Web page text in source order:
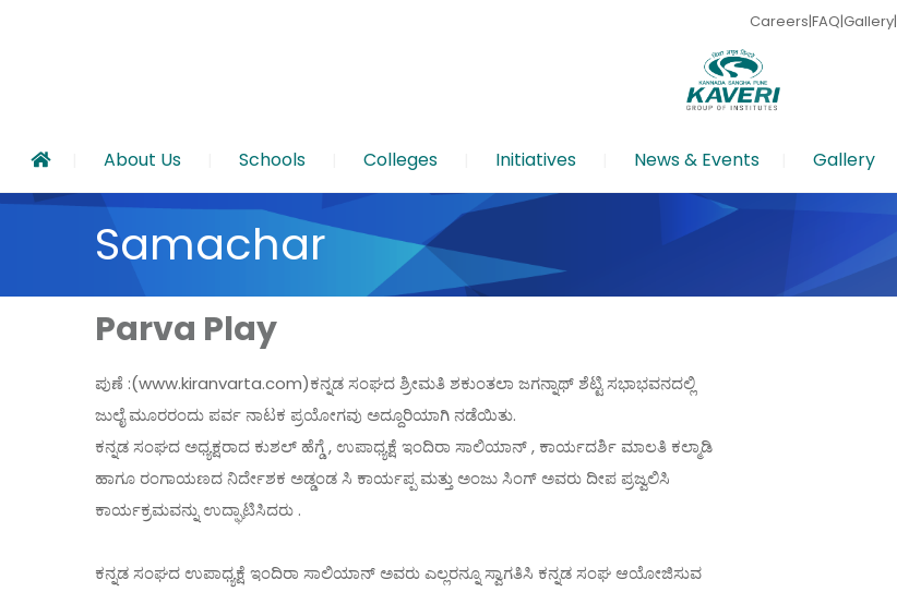
Careers|FAQ|Gallery|
About Us Schools Colleges Initiatives News & Events Gallery
Samachar
Parva Play
ಪುಣೆ :(www.kiranvarta.com)ಕನ್ನಡ ಸಂಘದ ಶ್ರೀಮತಿ ಶಕುಂತಲಾ ಜಗನ್ನಾಥ್ ಶೆಟ್ಟಿ ಸಭಾಭವನದಲ್ಲಿ
ಜುಲೈ ಮೂರರಂದು ಪರ್ವ ನಾಟಕ ಪ್ರಯೋಗವು ಅದ್ದೂರಿಯಾಗಿ ನಡೆಯಿತು.
ಕನ್ನಡ ಸಂಘದ ಅಧ್ಯಕ್ಷರಾದ ಕುಶಲ್ ಹೆಗ್ಡೆ , ಉಪಾಧ್ಯಕ್ಷೆ ಇಂದಿರಾ ಸಾಲಿಯಾನ್ , ಕಾರ್ಯದರ್ಶಿ ಮಾಲತಿ ಕಲ್ಮಾಡಿ
ಹಾಗೂ ರಂಗಾಯಣದ ನಿರ್ದೇಶಕ ಅಡ್ಡಂಡ ಸಿ ಕಾರ್ಯಪ್ಪ ಮತ್ತು ಅಂಜು ಸಿಂಗ್ ಅವರು ದೀಪ ಪ್ರಜ್ವಲಿಸಿ
ಕಾರ್ಯಕ್ರಮವನ್ನು ಉದ್ಘಾಟಿಸಿದರು .
ಕನ್ನಡ ಸಂಘದ ಉಪಾಧ್ಯಕ್ಷೆ ಇಂದಿರಾ ಸಾಲಿಯಾನ್ ಅವರು ಎಲ್ಲರನ್ನೂ ಸ್ವಾಗತಿಸಿ ಕನ್ನಡ ಸಂಘ ಆಯೋಜಿಸುವ